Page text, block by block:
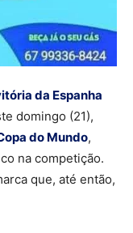
da Espanha
domingo (21),
do Mundo,
na competição.
que, até então,